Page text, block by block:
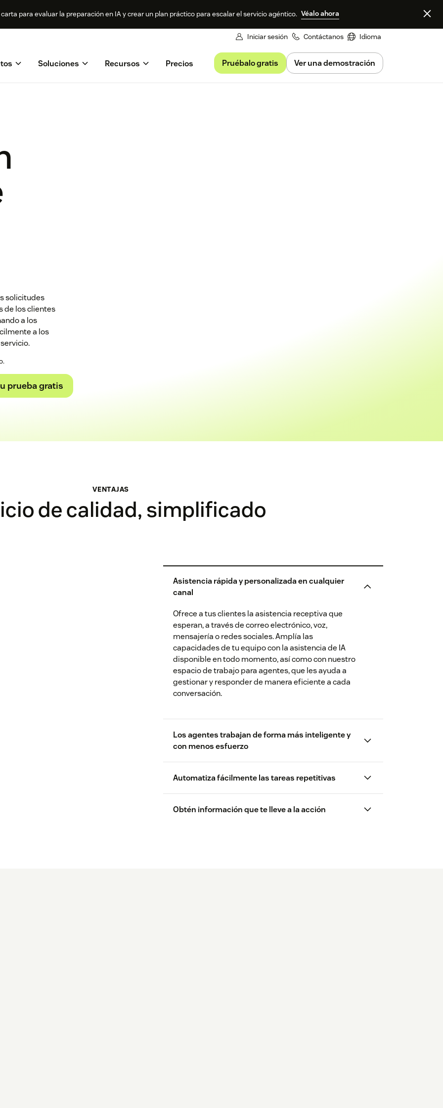
para evaluar la preparación en IA y crear un plan práctico para escalar el servicio agéntico. Véalo ahora
Iniciar sesión Contáctanos Idioma
Soluciones Recursos Precios Pruébalo gratis Ver una demostración
solicitudes
de los clientes
a los
a los
prueba gratis
VENTAJAS
de calidad, simplificado
Asistencia rápida y personalizada en cualquier
canal
Ofrece a tus clientes la asistencia receptiva que
esperan, a través de correo electrónico, voz,
mensajería o redes sociales. Amplía las
capacidades de tu equipo con la asistencia de IA
disponible en todo momento, así como con nuestro
espacio de trabajo para agentes, que les ayuda a
gestionar y responder de manera eficiente a cada
conversación.
Los agentes trabajan de forma más inteligente y
con menos esfuerzo
Automatiza fácilmente las tareas repetitivas
Obtén información que te lleve a la acción